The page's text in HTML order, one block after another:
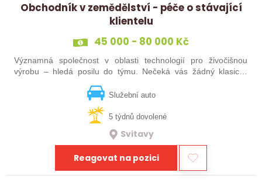
Obchodník v zemědělství - péče o stávající
klientelu
45 000 - 80 000 Kč
Významná společnost v oblasti technologií pro živočišnou
výrobu – hledá posilu do týmu. Nečeká vás žádný klasický
Služební auto
5 týdnů dovolené
Svitavy
Reagovat na pozici